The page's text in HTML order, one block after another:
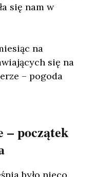
się nam w
na
się na
– pogoda
– początek
było nieco